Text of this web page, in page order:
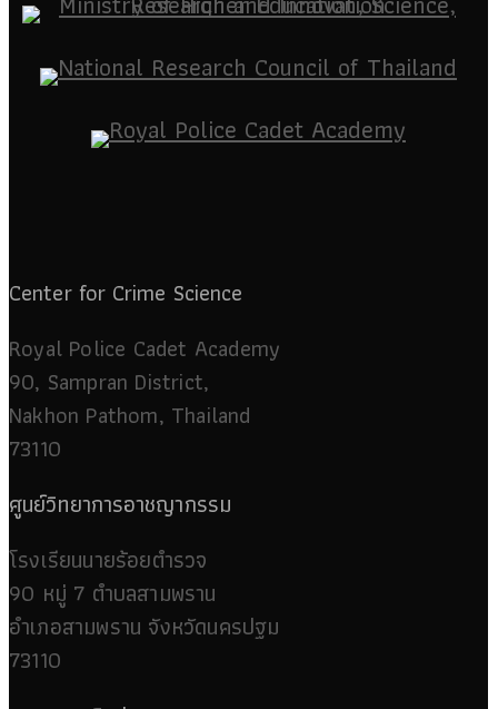
Center for Crime Science
Royal Police Cadet Academy
90, Sampran District,
Nakhon Pathom, Thailand
73110
ศูนย์วิทยาการอาชญากรรม
โรงเรียนนายร้อยตำรวจ
90 หมู่ 7 ตำบลสามพราน
อำเภอสามพราน จังหวัดนครปฐม
73110